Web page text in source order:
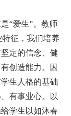
“爱生”。教师
征，我们培养
定的信念、健
创造能力。因
生人格的基础
有事业心。以
学生以如沐春